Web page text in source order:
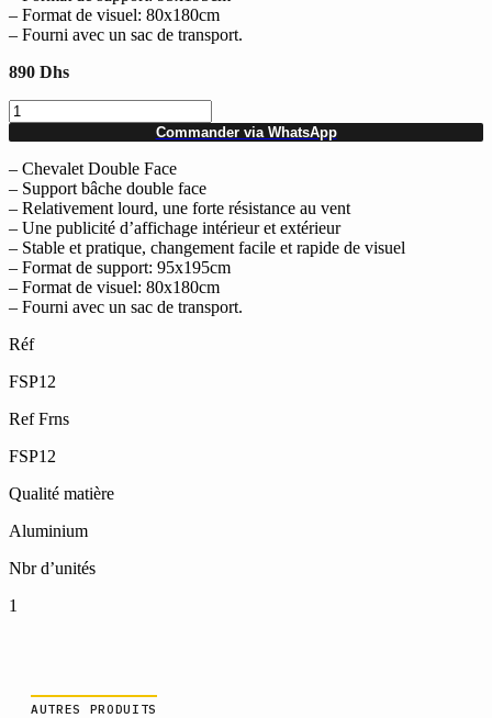
– Format de visuel: 80x180cm
– Fourni avec un sac de transport.
890 Dhs
quantité
de
Chevalet
Double
Face
avec
support
bâche
résistant
au
vent
Commander via WhatsApp
– Chevalet Double Face
– Support bâche double face
– Relativement lourd, une forte résistance au vent
– Une publicité d’affichage intérieur et extérieur
– Stable et pratique, changement facile et rapide de visuel
– Format de support: 95x195cm
– Format de visuel: 80x180cm
– Fourni avec un sac de transport.
Réf
FSP12
Ref Frns
FSP12
Qualité matière
Aluminium
Nbr d’unités
1
AUTRES PRODUITS